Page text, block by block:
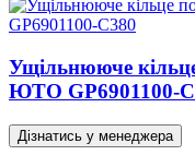
Ущільнююче
ЮТО GP6901100-
Дізнатись у менеджера